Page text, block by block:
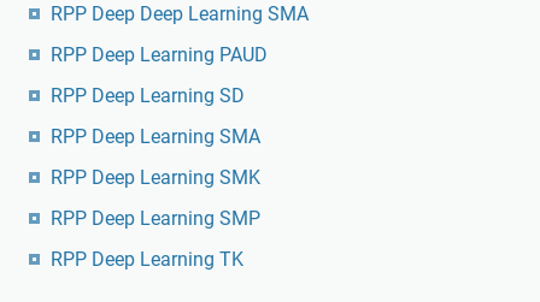
RPP Deep Deep Learning SMA
RPP Deep Learning PAUD
RPP Deep Learning SD
RPP Deep Learning SMA
RPP Deep Learning SMK
RPP Deep Learning SMP
RPP Deep Learning TK